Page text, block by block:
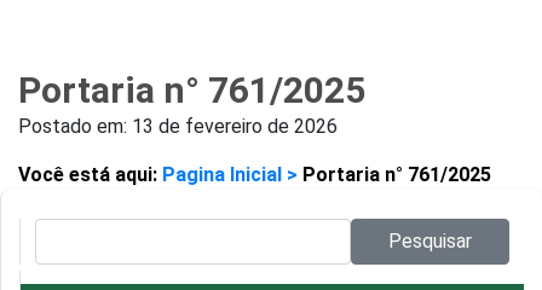
Portaria n° 761/2025
Postado em: 13 de fevereiro de 2026
Você está aqui: Pagina Inicial > Portaria n° 761/2025
Pesquisar